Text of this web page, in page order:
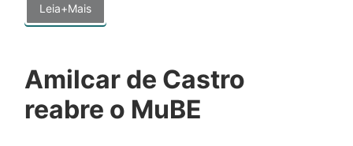
Leia+Mais
Amilcar de Castro
reabre o MuBE